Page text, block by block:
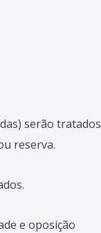
serão tratados
reserva.
e oposição